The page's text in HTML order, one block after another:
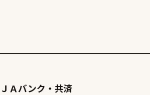
ＪＡバンク・共済